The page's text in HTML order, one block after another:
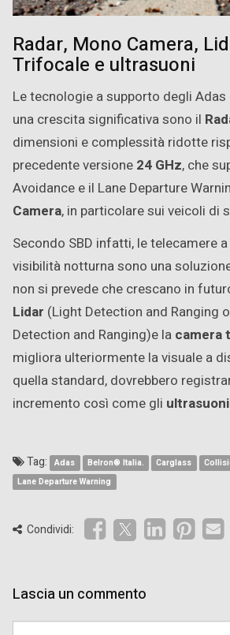
Radar, Mono Camera,
Trifocale e ultrasuoni
Le tecnologie a supporto degli
una crescita significativa sono il
dimensioni e complessità ridotte
precedente versione 24 GHz, che
Avoidance e il Lane Departure
Camera, in particolare sui veicoli di
Secondo SBD infatti, le telecamere
visibilità notturna sono una
non si prevede che crescano in
Lidar (Light Detection and Ranging
Detection and Ranging)e la camera
migliora ulteriormente la visuale a
quella standard, dovrebbero
incremento così come gli ultrasuoni
Tag: Adas Belron® Italia. Carglass
Lane Departure Warning
Condividi:
Lascia un commento